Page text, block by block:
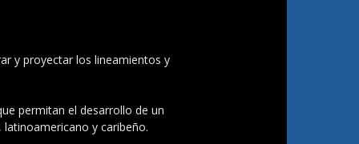
y proyectar los lineamientos y
permitan el desarrollo de un
y caribeño.